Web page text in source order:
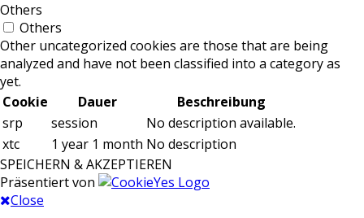
Others
Others
Other uncategorized cookies are those that are being
analyzed and have not been classified into a category as
yet.
Cookie
Dauer
Beschreibung
srp
session
No description available.
xtc
1 year 1 month No description
SPEICHERN & AKZEPTIEREN
Präsentiert von
Close